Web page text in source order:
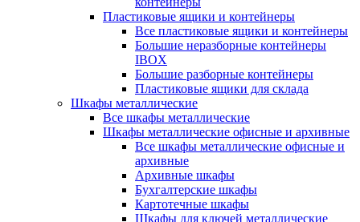
Пластиковые ящики и контейнеры
Все пластиковые ящики и контейнеры
Большие неразборные контейнеры
IBOX
Большие разборные контейнеры
Пластиковые ящики для склада
Шкафы металлические
Все шкафы металлические
Шкафы металлические офисные и архивные
Все шкафы металлические офисные и
архивные
Архивные шкафы
Бухгалтерские шкафы
Картотечные шкафы
Шкафы для ключей металлические